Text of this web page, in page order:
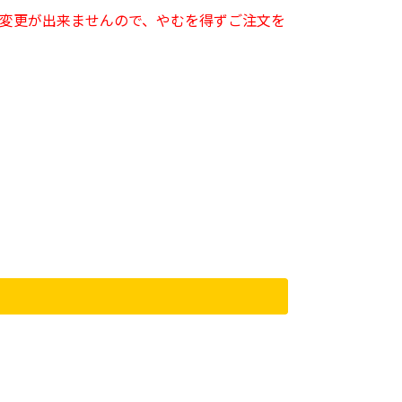
更が出来ませんので、やむを得ずご注文を